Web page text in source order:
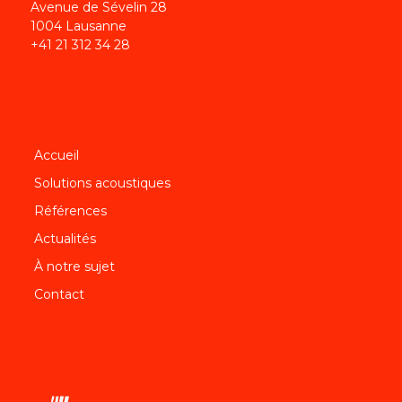
Avenue de Sévelin 28
1004 Lausanne
+41 21 312 34 28
Accueil
Solutions acoustiques
Références
Actualités
À notre sujet
Contact